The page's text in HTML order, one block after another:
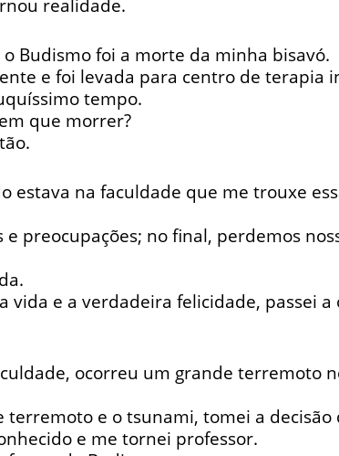
realidade.
Budismo foi a morte da minha bisavó.
e foi levada para centro de terapia
tempo.
que morrer?
estava na faculdade que me trouxe
preocupações; no final, perdemos
vida e a verdadeira felicidade, passei a
ocorreu um grande terremoto
terremoto e o tsunami, tomei a decisão
e me tornei professor.